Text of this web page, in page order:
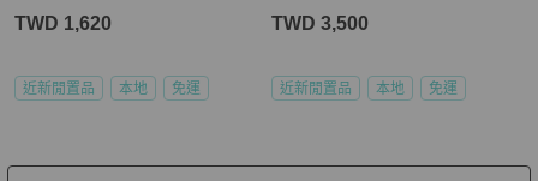
TWD 1,620
近新閒置品 本地 免運
TWD 3,500
近新閒置品 本地 免運